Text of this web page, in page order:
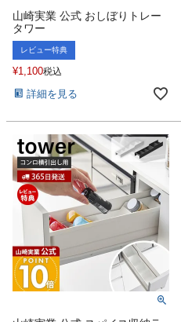
山崎実業 公式 おしぼりトレー
タワー
レビュー特典
¥1,100税込
詳細を見る